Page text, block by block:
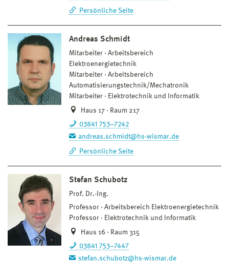
Persönliche Seite
Andreas Schmidt
Mitarbeiter
Arbeitsbereich
Elektroenergietechnik
Mitarbeiter
Arbeitsbereich
Automatisierungstechnik/Mechatronik
Mitarbeiter
Elektrotechnik und Informatik
Haus 17 · Raum 217
03841 753–7242
andreas.schmidt@hs-wismar.de
Persönliche Seite
Stefan Schubotz
Prof. Dr.-Ing.
Professor
Arbeitsbereich Elektroenergietechnik
Professor
Elektrotechnik und Informatik
Haus 16 · Raum 315
03841 753–7447
stefan.schubotz@hs-wismar.de